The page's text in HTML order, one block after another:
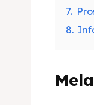
7.
8.